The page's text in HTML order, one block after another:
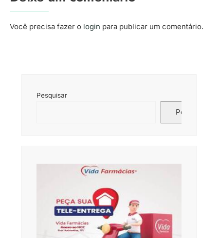
Você precisa fazer o login para publicar um comentário.
Pesquisar
Pesquisar